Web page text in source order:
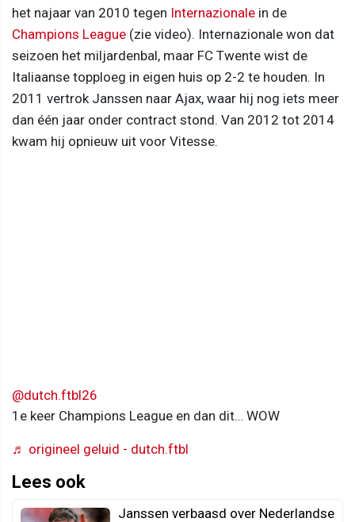
het najaar van 2010 tegen Internazionale in de
Champions League (zie video). Internazionale won dat
seizoen het miljardenbal, maar FC Twente wist de
Italiaanse topploeg in eigen huis op 2-2 te houden. In
2011 vertrok Janssen naar Ajax, waar hij nog iets meer
dan één jaar onder contract stond. Van 2012 tot 2014
kwam hij opnieuw uit voor Vitesse.
@dutch.ftbl26
1e keer Champions League en dan dit… WOW
♬ origineel geluid - dutch.ftbl
Lees ook
Janssen verbaasd over Nederlandse